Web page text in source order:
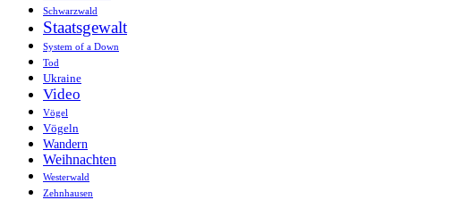
Schwarzwald
Staatsgewalt
System of a Down
Tod
Ukraine
Video
Vögel
Vögeln
Wandern
Weihnachten
Westerwald
Zehnhausen